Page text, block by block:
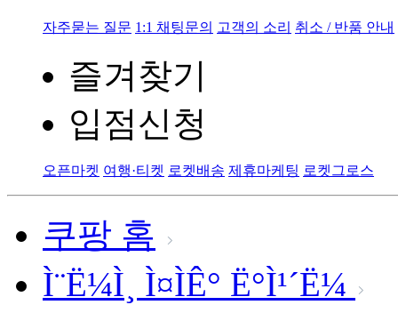
자주묻는 질문 1:1 채팅문의 고객의 소리 취소 / 반품 안내
즐겨찾기
입점신청
오픈마켓 여행·티켓 로켓배송 제휴마케팅 로켓그로스
쿠팡 홈
Ì¨Ë¼Ì¸ Ì¤ÌÊ° Ë°Ì¹´Ë¼